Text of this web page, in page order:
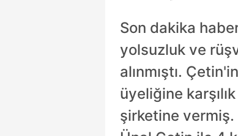
Son dakika
yolsuzluk ve
alınmıştı.
üyeliğine
şirketine vermiş.